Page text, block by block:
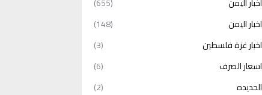
اخبار اليمن
(148)
اخبار غزة فلسطين
(3)
اسعار الصرف
(6)
الحديده
(2)